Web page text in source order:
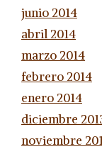
junio 2014
abril 2014
marzo 2014
febrero 2014
enero 2014
diciembre
noviembre